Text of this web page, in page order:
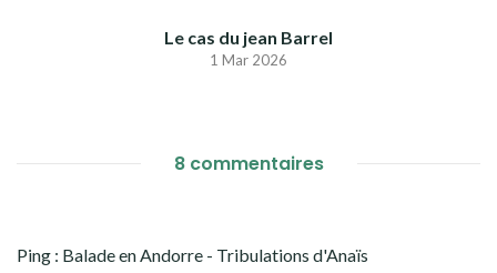
Le cas du jean Barrel
1 Mar 2026
8 commentaires
Ping : Balade en Andorre - Tribulations d'Anaïs